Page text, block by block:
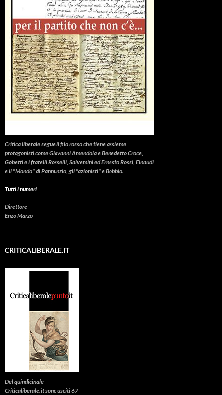
Critica liberalesegue il filo rosso che tiene assieme
protagonisti come Giovanni Amendola e Benedetto Croce,
Gobetti e i fratelli Rosselli, Salvemini ed Ernesto Rossi, Einaudi
e il "Mondo" di Pannunzio, gli "azionisti" e Bobbio.
Tutti i numeri
Direttore
Enzo Marzo
CRITICALIBERALE.IT
Del quindicinale
Criticaliberale.it sono usciti 67